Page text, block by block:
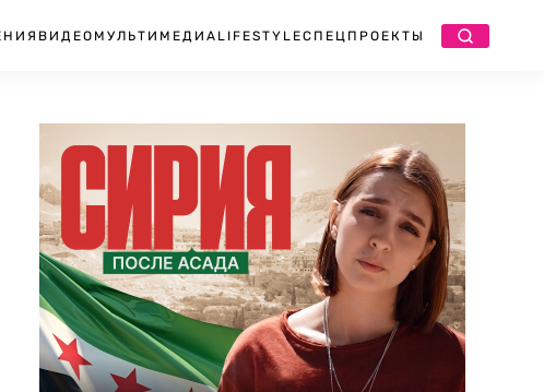
ВИДЕО МУЛЬТИМЕДИА LIFESTYLEСПЕЦПРОЕКТЫ